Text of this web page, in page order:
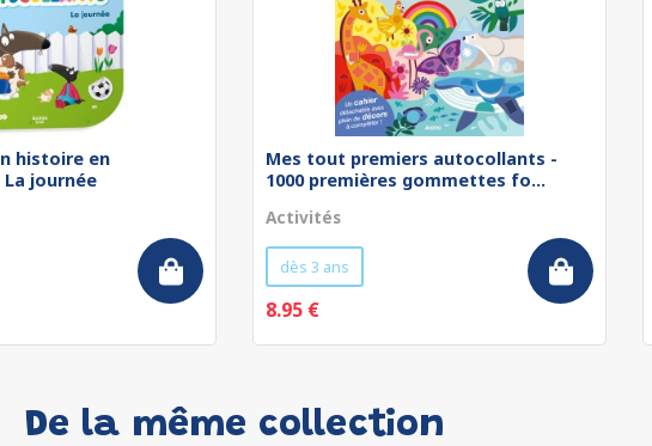
histoire en
journée
Mes tout premiers autocollants -
1000 premières gommettes fo...
Activités
dès 3 ans
8.95 €
De la même collection